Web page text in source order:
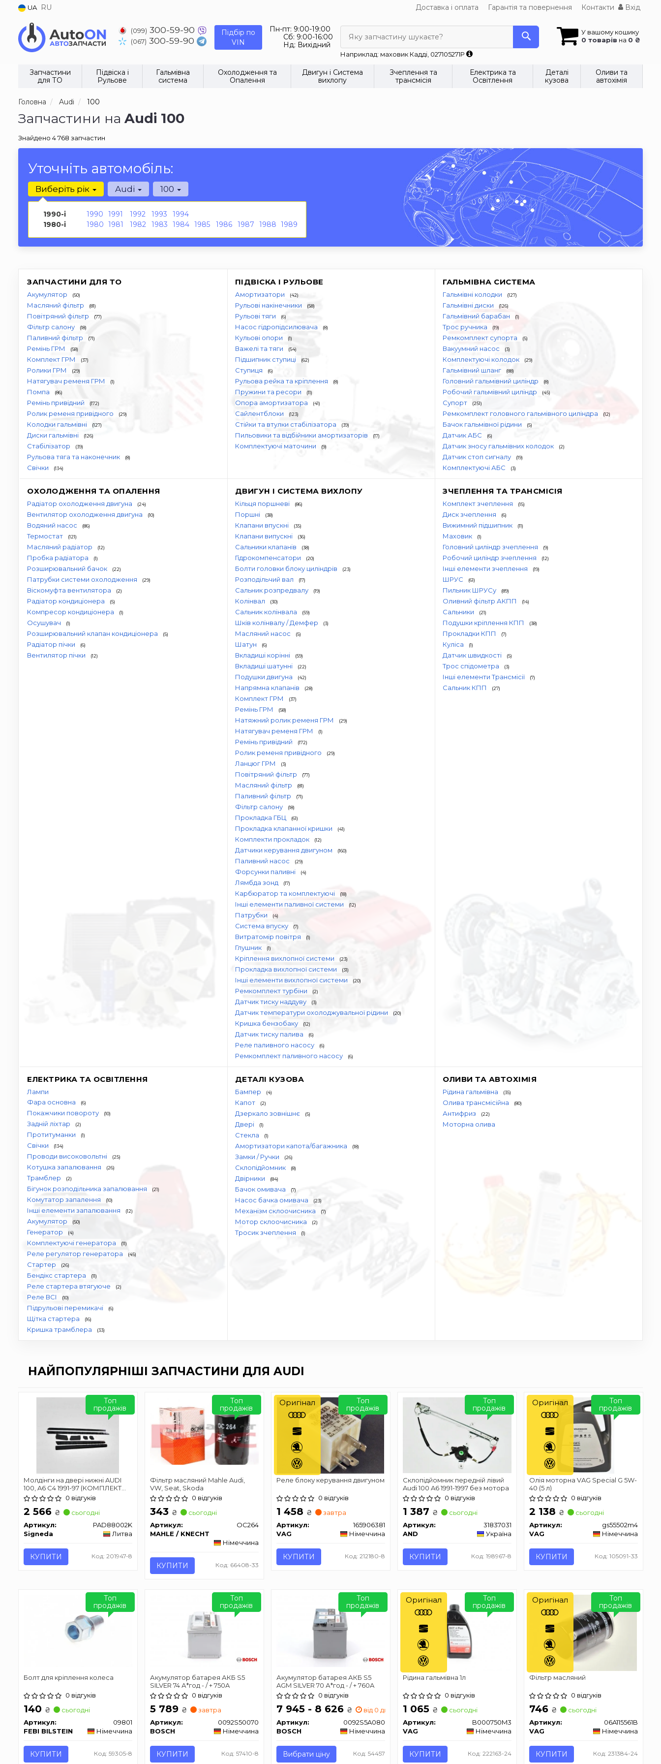
UA RU Доставка і оплата Гарантія та повернення Контакти Вхід
(099) 300-59-90
(067) 300-59-90
Підбір по
VIN
Пн-пт: 9:00-19:00
Сб: 9:00-16:00
Нд: Вихідний
У вашому кошику
0 товарів на 0 ₴
Яку запчастину шукаєте?
Наприклад: маховик Кадді, 027105271P
Запчастини
для ТО
Підвіска і
Рульове
Гальмівна
система
Охолодження та
Опалення
Двигун і Система
вихлопу
Зчеплення та
трансмісія
Електрика та
Освітлення
Деталі
кузова
Оливи та
автохімія
Головна Audi 100
Запчастини на Audi 100
Знайдено 4 768 запчастин
Уточніть автомобіль:
Виберіть рік
1990-і 1990 1991 1992 1993
1994
1980-і
1980 1981 1982 1983 1984 1985 1986 1987 1988 1989
Audi 100
ЗАПЧАСТИНИ ДЛЯ ТО
Акумулятор (50)
Масляний фільтр (81)
Повітряний фільтр (77)
Фільтр салону (18)
Паливний фільтр (71)
Ремінь ГРМ (58)
Комплект ГРМ (37)
Ролики ГРМ (29)
Натягувач ременя ГРМ (1)
Помпа (86)
Ремінь привідний (172)
Ролик ременя привідного (29)
Колодки гальмівні (127)
Диски гальмівні (126)
Стабілізатор (39)
Рульова тяга та наконечник (8)
Свічки (134)
ПІДВІСКА І РУЛЬОВЕ
Амортизатори (42)
Рульові накінечники (58)
Рульові тяги (6)
Насос гідропідсилювача (8)
Кульові опори (1)
Важелі та тяги (54)
Підшипник ступиці (62)
Ступиця (6)
Рульова рейка та кріплення (8)
Пружини та ресори (11)
Опора амортизатора (41)
Сайлентблоки (123)
Стійки та втулки стабілізатора (39)
Пильовики та відбійники амортизаторів (17)
Комплектуючі маточини (9)
ГАЛЬМІВНА СИСТЕМА
Гальмівні колодки (127)
Гальмівні диски (126)
Гальмівний барабан (1)
Трос ручника (19)
Ремкомплект супорта (5)
Вакуумний насос (3)
Комплектуючі колодок (29)
Гальмівний шланг (88)
Головний гальмівний циліндр (8)
Робочий гальмівний циліндр (45)
Супорт (251)
Ремкомплект головного гальмівного циліндра (12)
Бачок гальмівної рідини (5)
Датчик АБС (6)
Датчик зносу гальмівних колодок (2)
Датчик стоп сигналу (19)
Комплектуючі АБС (3)
ОХОЛОДЖЕННЯ ТА ОПАЛЕННЯ
Радіатор охолодження двигуна (24)
Вентилятор охолодження двигуна (10)
Водяний насос (86)
Термостат (121)
Масляний радіатор (12)
Пробка радіатора (1)
Розширювальний бачок (22)
Патрубки системи охолодження (29)
Віскомуфта вентилятора (2)
Радіатор кондиціонера (5)
Компресор кондиціонера (1)
Осушувач (1)
Розширювальний клапан кондиціонера (5)
Радіатор пічки (6)
Вентилятор пічки (12)
ДВИГУН І СИСТЕМА ВИХЛОПУ
Кільця поршневі (86)
Поршні (38)
Клапани впускні (35)
Клапани випускні (36)
Сальники клапанів (38)
Гідрокомпенсатори (20)
Болти головки блоку циліндрів (23)
Розподільчий вал (17)
Сальник розпредвалу (19)
Колінвал (30)
Сальник колінвала (59)
Шків колінвалу / Демфер (3)
Масляний насос (5)
Шатун (6)
Вкладиші корінні (59)
Вкладиші шатунні (22)
Подушки двигуна (42)
Напрямна клапанів (28)
Комплект ГРМ (37)
Ремінь ГРМ (58)
Натяжний ролик ременя ГРМ (29)
Натягувач ременя ГРМ (1)
Ремінь привідний (172)
Ролик ременя привідного (29)
Ланцюг ГРМ (3)
Повітряний фільтр (77)
Масляний фільтр (81)
Паливний фільтр (71)
Фільтр салону (18)
Прокладка ГБЦ (61)
Прокладка клапанної кришки (41)
Комплекти прокладок (12)
Датчики керування двигуном (160)
Паливний насос (29)
Форсунки паливні (4)
Лямбда зонд (17)
Карбюратор та комплектуючі (18)
Інші елементи паливної системи (12)
Патрубки (4)
Система впуску (7)
Витратомір повітря (1)
Глушник (1)
Кріплення вихлопної системи (23)
Прокладка вихлопної системи (31)
Інші елементи вихлопної системи (20)
Ремкомплект турбіни (2)
Датчик тиску наддуву (3)
Датчик температури охолоджувальної рідини (20)
Кришка бензобаку (12)
Датчик тиску палива (6)
Реле паливного насосу (6)
Ремкомплект паливного насосу (6)
ЗЧЕПЛЕННЯ ТА ТРАНСМІСІЯ
Комплект зчеплення (15)
Диск зчеплення (6)
Вижимний підшипник (11)
Маховик (1)
Головний циліндр зчеплення (9)
Робочий циліндр зчеплення (12)
Інші елементи зчеплення (19)
ШРУС (61)
Пильник ШРУСу (89)
Оливний фільтр АКПП (14)
Сальники (21)
Подушки кріплення КПП (38)
Прокладки КПП (7)
Куліса (1)
Датчик швидкості (5)
Трос спідометра (3)
Інші елементи Трансмісії (7)
Сальник КПП (27)
ЕЛЕКТРИКА ТА ОСВІТЛЕННЯ
Лампи
Фара основна
(6)
Покажчики повороту (10)
Задній ліхтар (2)
Протитуманки (1)
Свічки (134)
Проводи високовольтні (25)
Котушка запалювання (26)
Трамблер (2)
Бігунок розподільника запалювання (21)
Комутатор запалення (10)
Інші елементи запалювання (12)
Акумулятор (50)
Генератор (4)
Комплектуючі генератора (11)
Реле регулятор генератора (45)
Стартер (26)
Бендікс стартера (11)
Реле стартера втягуюче (2)
Реле ВСІ (10)
Підрульові перемикачі (6)
Щітка стартера (16)
Кришка трамблера (33)
ДЕТАЛІ КУЗОВА
Бампер (4)
Капот (2)
Дзеркало зовнішнє (5)
Двері (1)
Стекла (1)
Амортизатори капота/багажника (18)
Замки / Ручки (26)
Склопідйомник (8)
Двірники (84)
Бачок омивача (7)
Насос бачка омивача (23)
Механізм склоочисника (7)
Мотор склоочисника (2)
Тросик зчеплення (1)
ОЛИВИ ТА АВТОХІМІЯ
Рідина гальмівна (35)
Олива трансмісійна (80)
Антифриз (22)
Моторна олива
НАЙПОПУЛЯРНІШІ ЗАПЧАСТИНИ ДЛЯ AUDI
Молдінги на двері нижні AUDI
100, A6 C4 1991-97 (КОМПЛЕКТ
8шт.)
0 відгуків
2 566 ₴
сьогодні
Артикул:
PAD88002K
Signeda
Литва
КУПИТИ Код: 201947-8
Топ
продажів
Фільтр масляний Mahle Audi,
VW, Seat, Skoda
0 відгуків
343 ₴
сьогодні
Артикул:
OC264
MAHLE / KNECHT
Німеччина
КУПИТИ Код: 66408-33
Топ
продажів
Реле блоку керування двигуном
0 відгуків
1 458 ₴
завтра
Артикул:
165906381
VAG
Німеччина
КУПИТИ Код: 212180-8
Топ
продажів
Оригінал
Склопідйомник передній лівий
Audi 100 A6 1991-1997 без мотора
0 відгуків
1 387 ₴
сьогодні
Артикул:
31837031
AND
Україна
КУПИТИ Код: 198967-8
Топ
продажів
Олія моторна VAG Special G 5W-
40 (5 л)
0 відгуків
2 138 ₴
сьогодні
Артикул:
gs55502m4
VAG
Німеччина
КУПИТИ Код: 105091-33
Топ
продажів
Оригінал
Болт для кріплення колеса
0 відгуків
140 ₴
сьогодні
Артикул:
09801
FEBI BILSTEIN
Німеччина
КУПИТИ Код: 59305-8
Топ
продажів
Акумулятор батарея АКБ S5
SILVER 74 А*год - / + 750A
0 відгуків
5 789 ₴
завтра
Артикул:
0092S50070
BOSCH
Німеччина
КУПИТИ Код: 57410-8
Топ
продажів
Акумулятор батарея АКБ S5
AGM SILVER 70 А*год - / + 760A
0 відгуків
7 945 - 8 626 ₴
від 0 дн.
Артикул:
0092S5A080
BOSCH
Німеччина
Вибрати ціну Код: 54457
Топ
продажів
Рідина гальмівна 1л
0 відгуків
1 065 ₴
сьогодні
Артикул:
B000750M3
VAG
Німеччина
КУПИТИ Код: 222163-24
Топ
продажів
Оригінал
Фільтр масляний
0 відгуків
746 ₴
сьогодні
Артикул:
06A115561B
VAG
Німеччина
КУПИТИ Код: 231384-24
Топ
продажів
Оригінал